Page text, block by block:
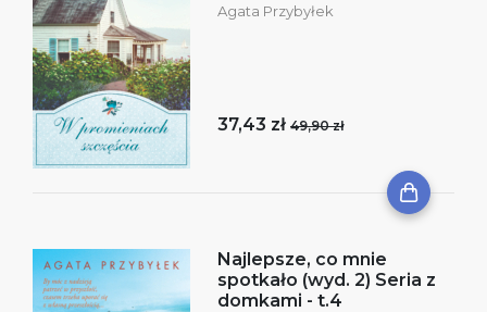
Agata Przybyłek
37,43 zł 49,90 zł
Najlepsze, co mnie
spotkało (wyd. 2) Seria z
domkami - t.4